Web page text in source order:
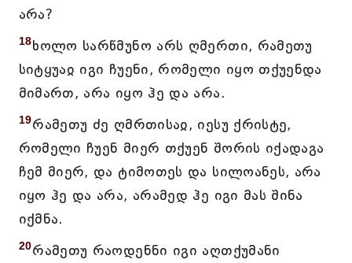
არა?
18ხოლო სარწმუნო არს ღმერთი, რამეთუ
სიტყუაჲ იგი ჩუენი, რომელი იყო თქუენდა
მიმართ, არა იყო ჰე და არა.
19რამეთუ ძე ღმრთისაჲ, იესუ ქრისტე,
რომელი ჩუენ მიერ თქუენ შორის იქადაგა
ჩემ მიერ, და ტიმოთეს და სილოანეს, არა
იყო ჰე და არა, არამედ ჰე იგი მას შინა
იქმნა.
20რამეთუ რაოდენნი იგი აღთქუმანი